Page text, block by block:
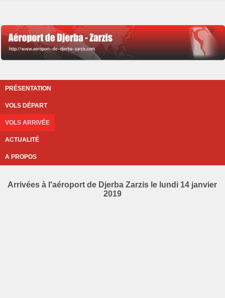
PRÉSENTATION
VOLS DÉPART
VOLS ARRIVÉE
ACTUALITÉ
A PROPOS
Arrivées à l'aéroport de Djerba Zarzis le lundi 14 janvier
2019